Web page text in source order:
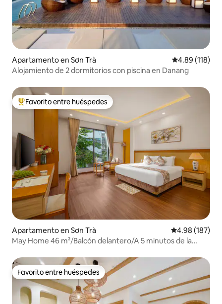
Apartamento en Sơn Trà Calificación
4.89 (118)
Alojamiento de 2 dormitorios con piscina en Danang
Favorito entre huéspedes preferido
Favorito entre huéspedes
Apartamento en Sơn Trà Calificación
4.98 (187)
May Home 46 m²/Balcón delantero/A 5 minutos de la
Favorito entre huéspedes
Favorito entre huéspedes